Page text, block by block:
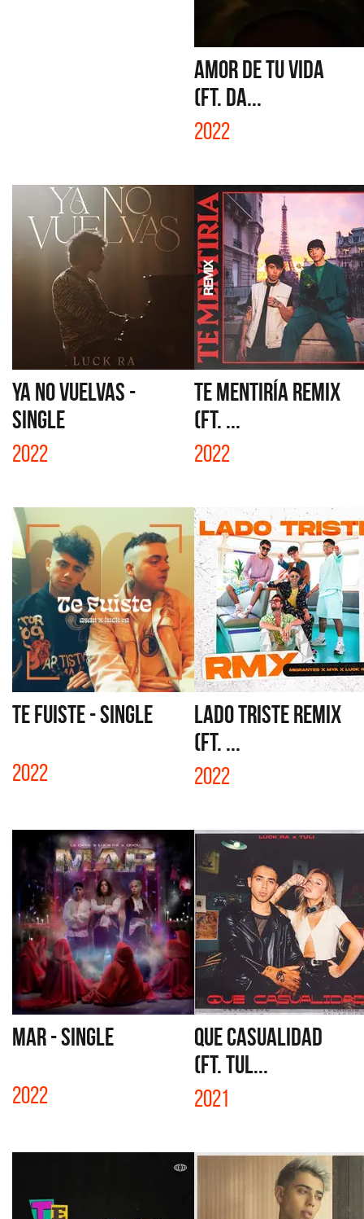
AMOR DE TU VIDA
(FT. DA...
2022
YA NO VUELVAS -
SINGLE
2022
TE MENTIRÍA REMIX
(FT. ...
2022
TE FUISTE - SINGLE
2022
LADO TRISTE REMIX
(FT. ...
2022
MAR - SINGLE
2022
QUE CASUALIDAD
(FT. TUL...
2021